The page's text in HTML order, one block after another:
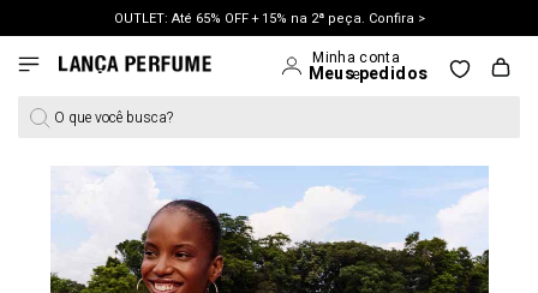
OUTLET: Até 65% OFF + 15% na 2ª peça. Confira >
LANÇAMENTO PRIMAVERA 27. Clique e aproveite.
O que você busca?